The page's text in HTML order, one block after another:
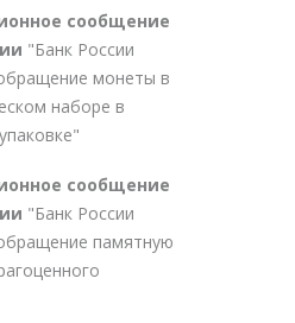
сообщение
"Банк России
монеты в
наборе в
сообщение
"Банк России
памятную